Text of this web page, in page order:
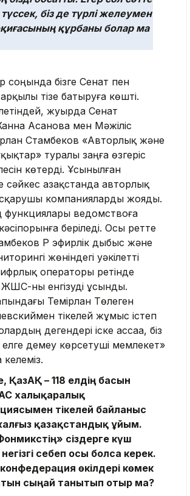
біз де түрлі желеумен
құрбаны болар ма
соңында бізге Сенат пен
тізе батыруға көшті.
жуырда Сенат
Асанова мен Мәжіліс
Стамбеков «Авторлық және
туралы заңға өзгеріс
көтерді. Ұсынылған
сәйкес Қазақстанда авторлық
компанияларды жояды.
функциялары ведомствоға
беріледі. Осы ретте
ҚР эфирлік дыбыс және
жөніндегі уәкілетті
операторы ретінде
ны енгізуді ұсынды.
Темірлан Төлеген
тікелей жұмыс істеп
дегендері іске ассаа, біз
демеу көрсетуші мемлекет»
ҚазАҚ – 118 елдің басын
халықаралық
тікелей байланыс
қазақстандық ұйым.
сіздерге күш
себеп осы болса керек.
өкілдері көмек
сыңай танытып отыр ма?